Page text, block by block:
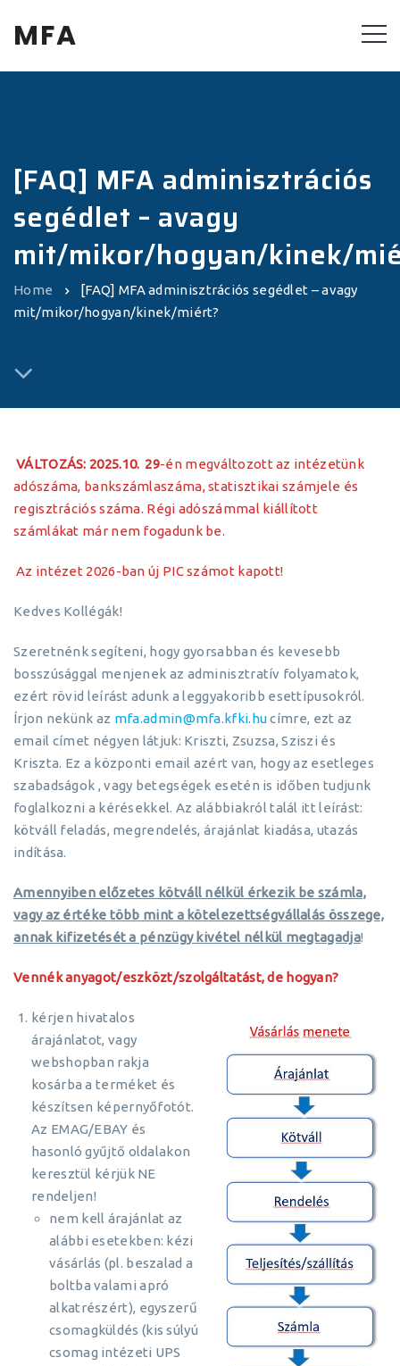
MFA
[FAQ] MFA adminisztrációs
segédlet – avagy
mit/mikor/hogyan/kinek/
Home
[FAQ] MFA adminisztrációs segédlet – avagy
mit/mikor/hogyan/kinek/miért?
VÁLTOZÁS: 2025.10. 29-én megváltozott az intézetünk
adószáma, bankszámlaszáma, statisztikai számjele és
regisztrációs száma. Régi adószámmal kiállított
számlákat már nem fogadunk be.
Az intézet 2026-ban új PIC számot kapott!
Kedves Kollégák!
Szeretnénk segíteni, hogy gyorsabban és kevesebb
bosszúsággal menjenek az adminisztratív folyamatok,
ezért rövid leírást adunk a leggyakoribb esettípusokról.
Írjon nekünk az mfa.admin@mfa.kfki.hucímre, ezt az
email címet négyen látjuk: Kriszti, Zsuzsa, Sziszi és
Kriszta. Ez a központi email azért van, hogy az esetleges
szabadságok , vagy betegségek esetén is időben tudjunk
foglalkozni a kérésekkel. Az alábbiakról talál itt leírást:
kötváll feladás, megrendelés, árajánlat kiadása, utazás
indítása.
Amennyiben előzetes kötváll nélkül érkezik be számla,
vagy az értéke több mint a kötelezettségvállalás összege,
annak kifizetését a pénzügy kivétel nélkül megtagadja!
Vennék anyagot/eszközt/szolgáltatást, de hogyan?
kérjen hivatalos
árajánlatot, vagy
webshopban rakja
kosárba a terméket és
készítsen képernyőfotót.
Az EMAG/EBAY és
hasonló gyűjtő oldalakon
keresztül kérjük NE
rendeljen!
nem kell árajánlat az
alábbi esetekben: kézi
vásárlás (pl. beszalad a
boltba valami apró
alkatrészért), egyszerű
csomagküldés (kis súlyú
csomag intézeti UPS